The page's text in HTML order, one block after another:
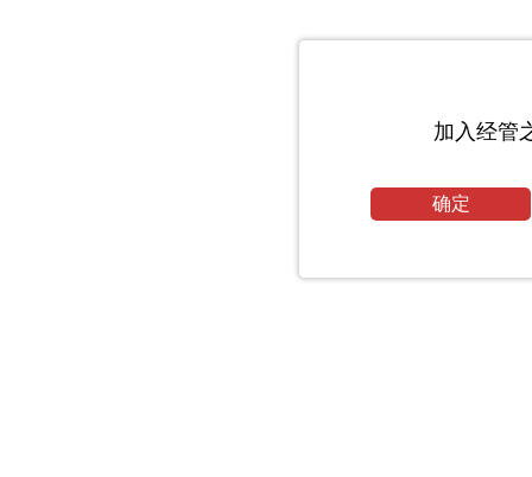
加入经管
确定